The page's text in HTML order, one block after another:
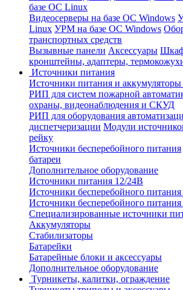
базе ОС Linux
Видеосерверы на базе ОС Windows
Linux УРМ на базе ОС Windows
транспортных средств
Вызывные панели Аксессуары
кронштейны, адаптеры,
Источники питания
Источники питания и
РИП для систем пожарной
охраны, видеонаблюдения и СКУД
РИП для оборудования
диспетчеризации Модули
рейку
Источники бесперебойного питания
батареи
Дополнительное оборудование
Источники питания 12/24В
Источники бесперебойного
Источники бесперебойного
Специализированные источники
Аккумуляторы
Стабилизаторы
Батарейки
Батарейные блоки и аксессуары
Дополнительное оборудование
Турникеты, калитки, ограждение